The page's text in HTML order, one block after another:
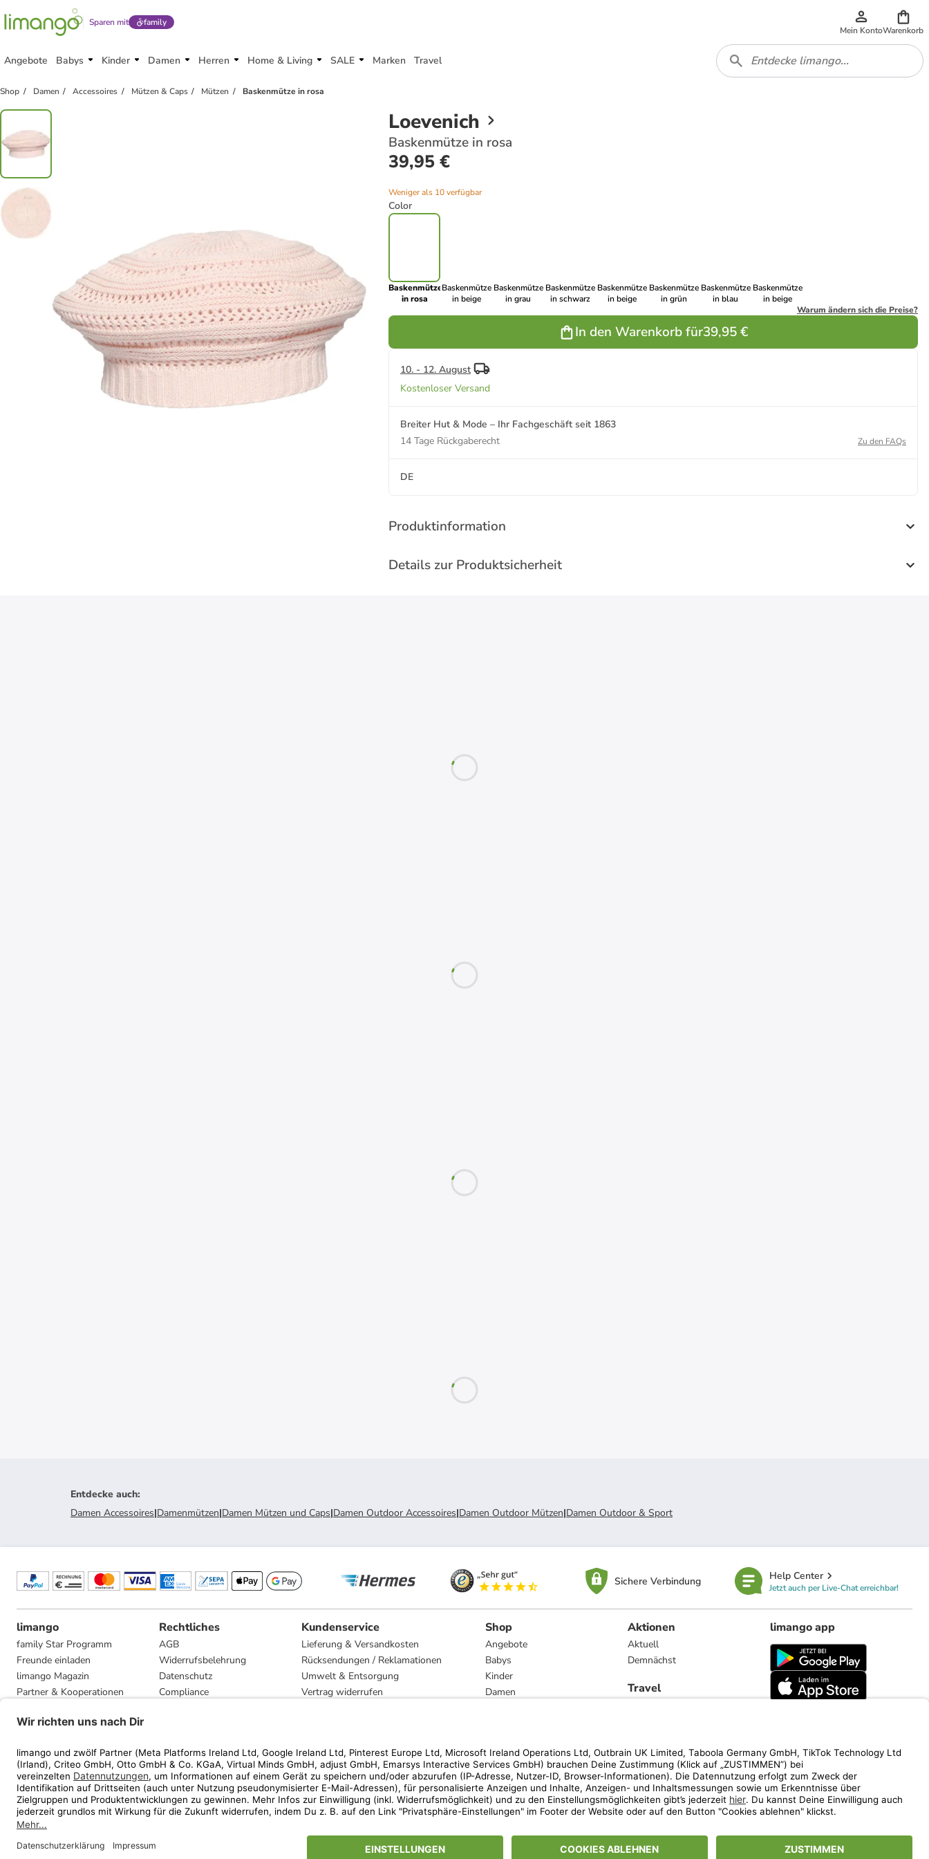
Sparen mit family
Mein KontoWarenkorb
Angebote Babys Kinder Damen Herren Home & Living SALE Marken Travel
Shop Damen Accessoires Mützen & Caps Mützen Baskenmütze in rosa
Loevenich
Baskenmütze in rosa
39,95 €
Weniger als 10 verfügbar
Color
Baskenmütze
in rosa
Baskenmütze
in beige
Baskenmütze
in grau
Baskenmütze
in schwarz
Baskenmütze
in beige
Baskenmütze
in grün
Baskenmütze
in blau
Baskenmütze
in beige
Warum ändern sich die Preise?
In den Warenkorb für39,95 €
10. - 12. August
Kostenloser Versand
Breiter Hut & Mode – Ihr Fachgeschäft seit 1863
14 Tage Rückgaberecht
Zu den FAQs
DE
Produktinformation
Details zur Produktsicherheit
Entdecke auch:
Damen Accessoires|Damenmützen|Damen Mützen und Caps|Damen Outdoor Accessoires|Damen Outdoor Mützen|Damen Outdoor & Sport
Sichere Verbindung Help Center
Jetzt auch per Live-Chat erreichbar!
limango
family Star Programm
Freunde einladen
limango Magazin
Partner & Kooperationen
Presse
Rechtliches
AGB
Widerrufsbelehrung
Datenschutz
Compliance
Kundenservice
Lieferung & Versandkosten
Rücksendungen / Reklamationen
Umwelt & Entsorgung
Vertrag widerrufen
Shop
Angebote
Babys
Kinder
Damen
Marken
Aktionen
Aktuell
Demnächst
Travel
limango app
limango.nl limango.pl
* Streichpreise entsprechen der unverbindlichen Preisempfehlung des Herstellers. Prozentangaben beziehen sich auf den Streichpreis.
ᵃ Die jeweils aktuellen Teilnahmebedingungen unserer Freunde-werben-Freunde-Aktionen findest Du unterwww.limango.de/einladen